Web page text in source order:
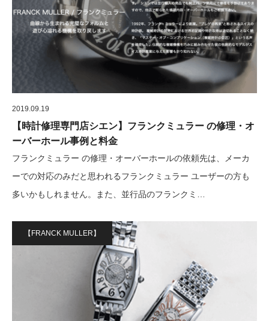
2019.09.19
【時計修理専門店シエン】フランクミュラー の修理・オ
ーバーホール事例と料金
フランクミュラー の修理・オーバーホールの依頼先は、メーカ
ーでの対応のみだと思われるフランクミュラー ユーザーの方も
多いかもしれません。また、並行品のフランクミ…
【FRANCK MULLER】